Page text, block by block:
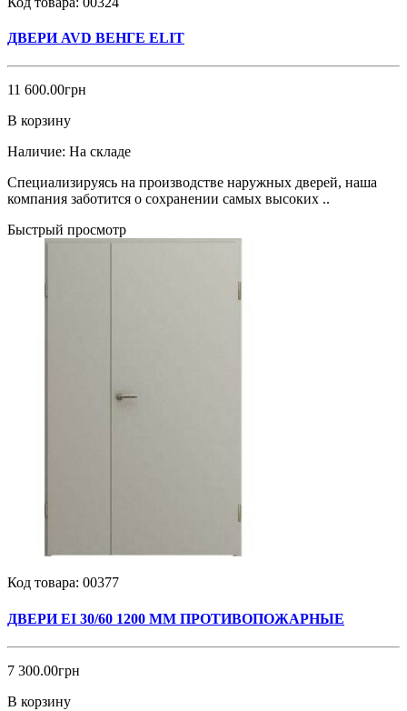
ДВЕРИ AVD ВЕНГЕ ELIT
11 600.00грн
В корзину
Наличие: На складе
Специализируясь на производстве наружных дверей, наша
компания заботится о сохранении самых высоких ..
Быстрый просмотр
Код товара: 00377
ДВЕРИ EI 30/60 1200 ММ ПРОТИВОПОЖАРНЫЕ
7 300.00грн
В корзину